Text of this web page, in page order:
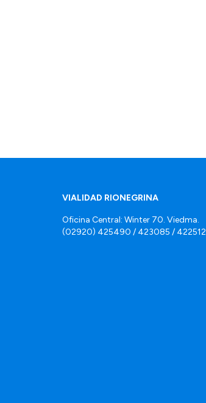
VIALIDAD RIONEGRINA
Oficina Central: Winter 70. Viedma.
(02920) 425490 / 423085 / 422512